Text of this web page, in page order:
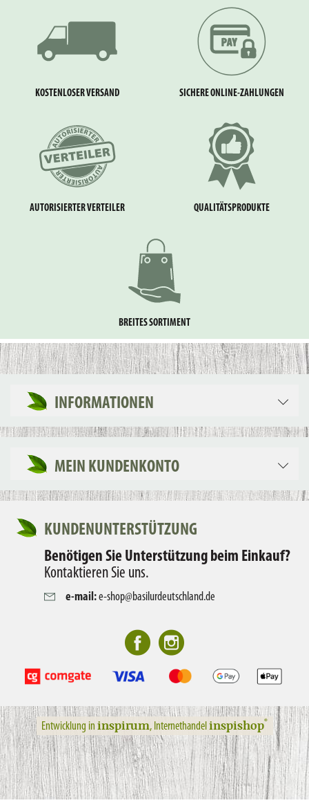
KOSTENLOSER VERSAND SICHERE ONLINE-ZAHLUNGEN
AUTORISIERTER VERTEILER QUALITÄTSPRODUKTE
BREITES SORTIMENT
INFORMATIONEN
MEIN KUNDENKONTO
KUNDENUNTERSTÜTZUNG
Benötigen Sie Unterstützung beim Einkauf?
Kontaktieren Sie uns.
e-mail:e-shop@basilurdeutschland.de
Entwicklung in inspirum, Internethandel inspishop®